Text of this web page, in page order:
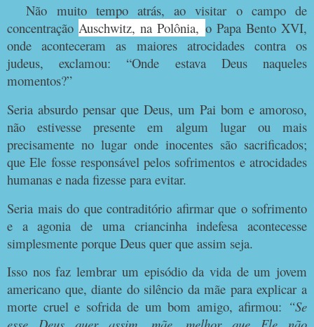
Não muito tempo atrás, ao visitar o campo de
concentração Auschwitz, na Polônia, o Papa Bento XVI,
onde aconteceram as maiores atrocidades contra os
judeus, exclamou: “Onde estava Deus naqueles
momentos?”
Seria absurdo pensar que Deus, um Pai bom e amoroso,
não estivesse presente em algum lugar ou mais
precisamente no lugar onde inocentes são sacrificados;
que Ele fosse responsável pelos sofrimentos e atrocidades
humanas e nada fizesse para evitar.
Seria mais do que contraditório afirmar que o sofrimento
e a agonia de uma criancinha indefesa acontecesse
simplesmente porque Deus quer que assim seja.
Isso nos faz lembrar um episódio da vida de um jovem
americano que, diante do silêncio da mãe para explicar a
morte cruel e sofrida de um bom amigo, afirmou: “Se